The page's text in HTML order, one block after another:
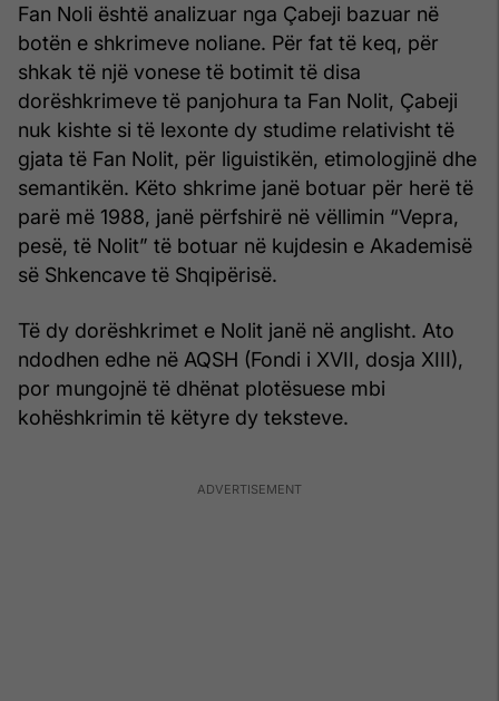
Fan Noli është analizuar nga Çabeji bazuar në
botën e shkrimeve noliane. Për fat të keq, për
shkak të një vonese të botimit të disa
dorëshkrimeve të panjohura ta Fan Nolit, Çabeji
nuk kishte si të lexonte dy studime relativisht të
gjata të Fan Nolit, për liguistikën, etimologjinë dhe
semantikën. Këto shkrime janë botuar për herë të
parë më 1988, janë përfshirë në vëllimin “Vepra,
pesë, të Nolit” të botuar në kujdesin e Akademisë
së Shkencave të Shqipërisë.
Të dy dorëshkrimet e Nolit janë në anglisht. Ato
ndodhen edhe në AQSH (Fondi i XVII, dosja XIII),
por mungojnë të dhënat plotësuese mbi
kohëshkrimin të këtyre dy teksteve.